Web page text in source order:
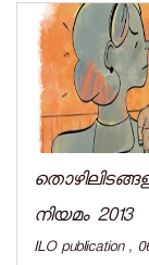
നിയമം 2013
ILO publication ,